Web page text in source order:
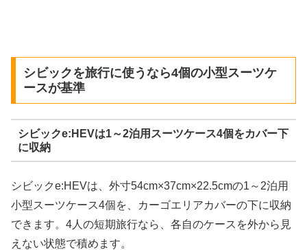
シビックを旅行に使うなら4個の小型スーツケ
ースが基準
シビックe:HEVは1～2泊用スーツケース4個をカバー下
に収納
シビックe:HEVは、外寸54cm×37cm×22.5cmの1～2泊用
小型スーツケース4個を、カーゴエリアカバーの下に収納
できます。4人の短期旅行なら、各自のケースを外から見
えない状態で積めます。